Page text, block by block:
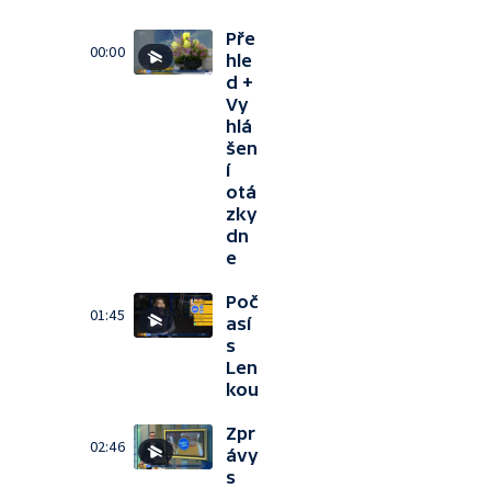
00:00
Pře
hle
d +
Vy
hlá
šen
í
otá
zky
dn
e
01:45
Poč
así
s
Len
kou
02:46
Zpr
ávy
s